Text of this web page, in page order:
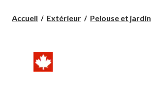
Accueil Extérieur Pelouse et jardin